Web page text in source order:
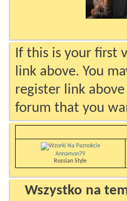
If this is your first
link above. You
register link
forum that you
Annamon79
Russian Style
Wszystko na